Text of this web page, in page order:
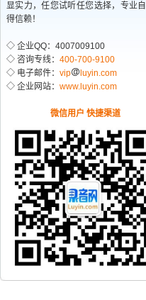
显实力，任您试听任您选择，专业
得信赖！
◇ 企业QQ：4007009100
◇ 咨询专线： 400-700-9100
◇ 电子邮件： vip
luyin.com
◇ 企业网站： www.luyin.com
微信用户 快捷渠道